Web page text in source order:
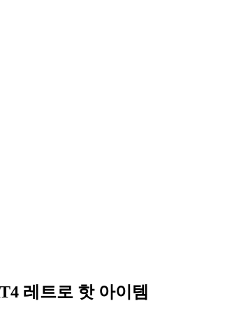
레트로 핫 아이템